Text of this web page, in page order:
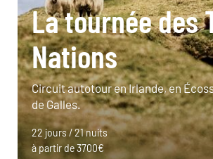
La tournée des
Nations
Circuit autotour en Irlande, en
de Galles.
22 jours / 21 nuits
à partir de 3700€